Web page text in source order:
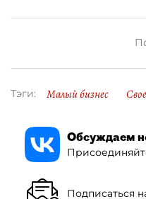
Тэги: Малый бизнес
Обсуждаем
Подписаться